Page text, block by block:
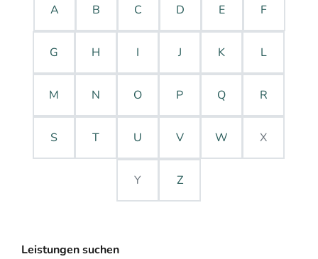
A B C D E F
G H I J K L
M N O P Q R
S T U V W X
Y Z
Leistungen suchen